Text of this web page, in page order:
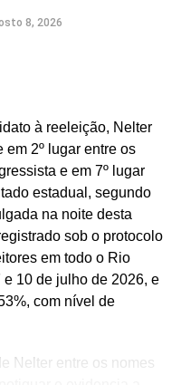
8, 2026
à reeleição, Nelter
2º lugar entre os
e em 7º lugar
estadual, segundo
na noite desta
sob o protocolo
em todo o Rio
10 de julho de 2026, e
com nível de
Nelter entre os nomes